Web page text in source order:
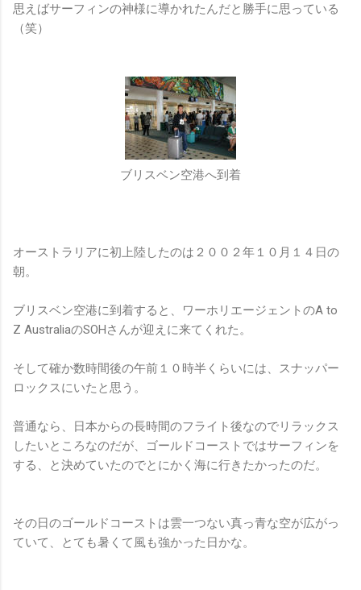
思えばサーフィンの神様に導かれたんだと勝手に思っている
（笑）
ブリスベン空港へ到着
オーストラリアに初上陸したのは２００２年１０月１４日の
朝。
ブリスベン空港に到着すると、ワーホリエージェントのA to
Z AustraliaのSOHさんが迎えに来てくれた。
そして確か数時間後の午前１０時半くらいには、スナッパー
ロックスにいたと思う。
普通なら、日本からの長時間のフライト後なのでリラックス
したいところなのだが、ゴールドコーストではサーフィンを
する、と決めていたのでとにかく海に行きたかったのだ。
その日のゴールドコーストは雲一つない真っ青な空が広がっ
ていて、とても暑くて風も強かった日かな。